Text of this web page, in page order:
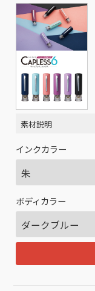
素材説明
インクカラー
ボディカラー